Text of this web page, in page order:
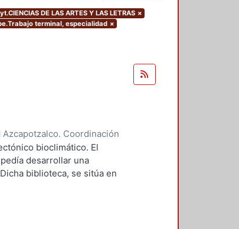
DE LAS ARTES Y LAS LETRAS ×
terminal, especialidad ×
Coordinación
bioclimático. El
desarrollar una
biblioteca, se sitúa en